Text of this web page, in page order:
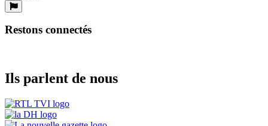
Restons connectés
Ils parlent de nous